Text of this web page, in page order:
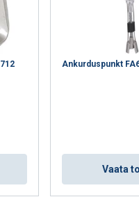
Ankurduspunkt
Vaata
KÕIGIST